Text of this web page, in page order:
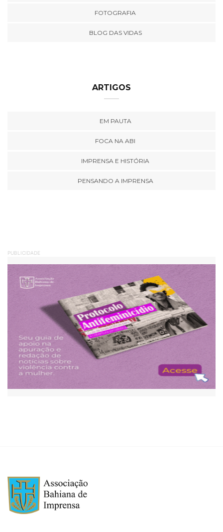
FOTOGRAFIA
BLOG DAS VIDAS
ARTIGOS
EM PAUTA
FOCA NA ABI
IMPRENSA E HISTÓRIA
PENSANDO A IMPRENSA
PUBLICIDADE